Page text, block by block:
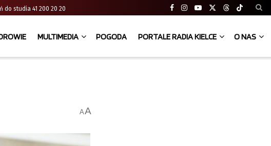
do studia 41 200 20 20
MULTIMEDIA POGODA PORTALE RADIA KIELCE O NAS
AA